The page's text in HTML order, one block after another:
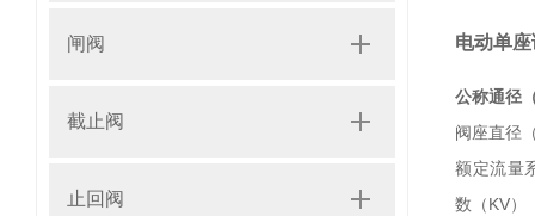
闸阀
截止阀
止回阀
电动单
公称通径
阀座直径
额定流量
数（KV）